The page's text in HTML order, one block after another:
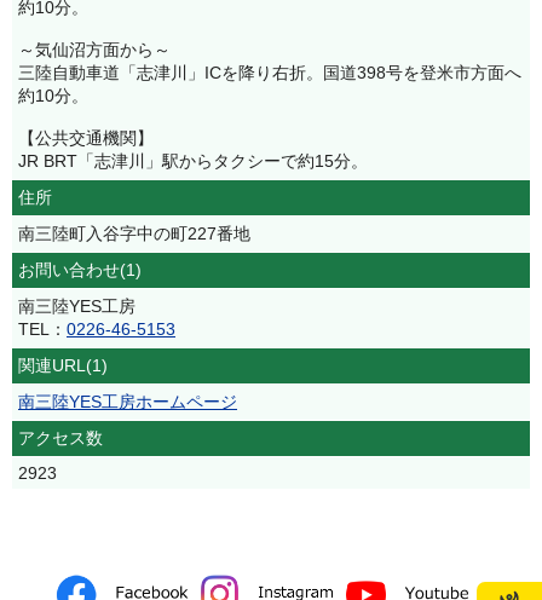
約10分。
～気仙沼方面から～
三陸自動車道「志津川」ICを降り右折。国道398号を登米市方面へ
約10分。
【公共交通機関】
JR BRT「志津川」駅からタクシーで約15分。
住所
南三陸町入谷字中の町227番地
お問い合わせ(1)
南三陸YES工房
TEL： 0226-46-5153
関連URL(1)
南三陸YES工房ホームページ
アクセス数
2923